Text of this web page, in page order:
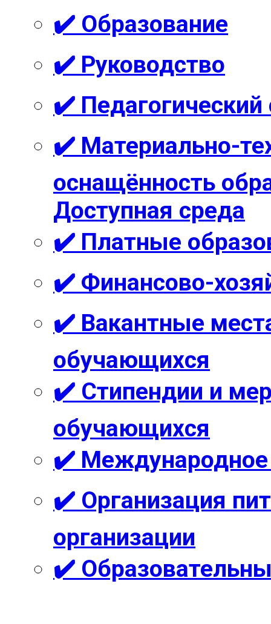
✔️ Образование
✔️ Руководство
✔️ Педагогический
✔️ Материально-
оснащённость
Доступная среда
✔️ Платные
✔️ Финансово-
✔️ Вакантные
обучающихся
✔️ Стипендии и
обучающихся
✔️ Международное
✔️ Организация
организации
✔️